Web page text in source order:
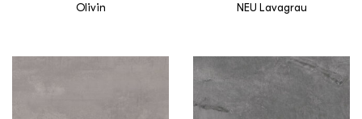
Olivin NEU Lavagrau